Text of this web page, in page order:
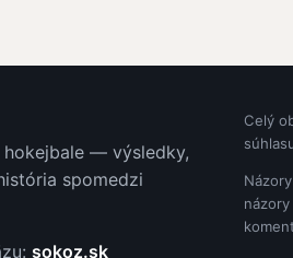
— výsledky,
spomedzi
sokoz.sk
Celý